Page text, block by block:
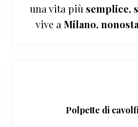
una vita più semplice,
vive a Milano,
Polpette di